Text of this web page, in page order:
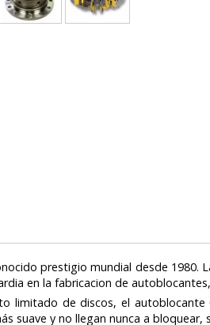
prestigio mundial desde
en la fabricacion de
limitado de discos, el
suave y no llegan nunca a